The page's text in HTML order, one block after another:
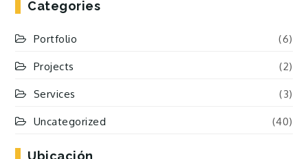
Categories
Portfolio (6)
Projects (2)
Services (3)
Uncategorized (40)
Ubicación